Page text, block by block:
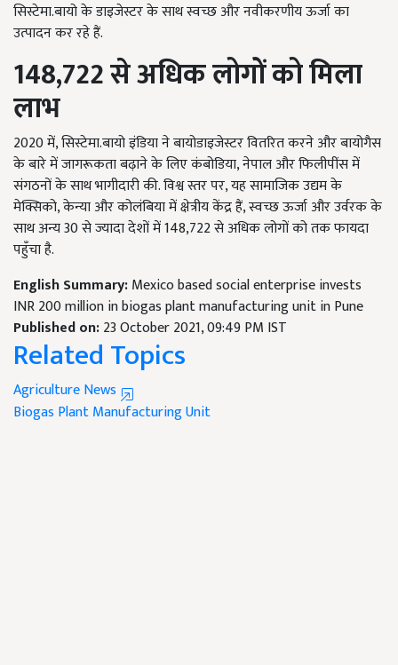
सिस्टेमा.बायो के डाइजेस्टर के साथ स्वच्छ और नवीकरणीय ऊर्जा का
उत्पादन कर रहे हैं.
148,722से अधिक लोगों कोमिला
लाभ
2020में,सिस्टेमा.बायो इंडिया ने बायोडाइजेस्टर वितरित करने और बायोगैस
के बारे में जागरूकता बढ़ाने के लिए कंबोडिया,नेपाल और फिलीपींस में
संगठनों के साथ भागीदारी की. विश्व स्तर पर,यह सामाजिक उद्यम के
मेक्सिको,केन्या और कोलंबिया में क्षेत्रीय केंद्र हैं,स्वच्छ ऊर्जा और उर्वरक के
साथ अन्य30से ज्यादा देशों में148,722से अधिक लोगों को तक फायदा
पहुँचा है.
English Summary:Mexico based social enterprise invests
INR 200 million in biogas plant manufacturing unit in Pune
Published on:23 October 2021, 09:49 PM IST
Related Topics
Agriculture News
Biogas PlantManufacturing Unit